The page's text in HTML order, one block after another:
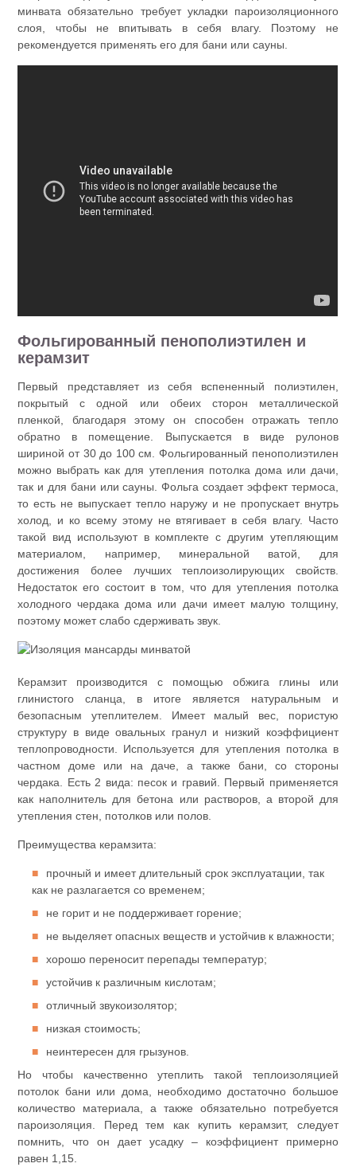
минвата обязательно требует укладки пароизоляционного
слоя, чтобы не впитывать в себя влагу. Поэтому не
рекомендуется применять его для бани или сауны.
Фольгированный пенополиэтилен и
керамзит
Первый представляет из себя вспененный полиэтилен,
покрытый с одной или обеих сторон металлической
пленкой, благодаря этому он способен отражать тепло
обратно в помещение. Выпускается в виде рулонов
шириной от 30 до 100 см. Фольгированный пенополиэтилен
можно выбрать как для утепления потолка дома или дачи,
так и для бани или сауны. Фольга создает эффект термоса,
то есть не выпускает тепло наружу и не пропускает внутрь
холод, и ко всему этому не втягивает в себя влагу. Часто
такой вид используют в комплекте с другим утепляющим
материалом, например, минеральной ватой, для
достижения более лучших теплоизолирующих свойств.
Недостаток его состоит в том, что для утепления потолка
холодного чердака дома или дачи имеет малую толщину,
поэтому может слабо сдерживать звук.
Керамзит производится с помощью обжига глины или
глинистого сланца, в итоге является натуральным и
безопасным утеплителем. Имеет малый вес, пористую
структуру в виде овальных гранул и низкий коэффициент
теплопроводности. Используется для утепления потолка в
частном доме или на даче, а также бани, со стороны
чердака. Есть 2 вида: песок и гравий. Первый применяется
как наполнитель для бетона или растворов, а второй для
утепления стен, потолков или полов.
Преимущества керамзита:
прочный и имеет длительный срок эксплуатации, так
как не разлагается со временем;
не горит и не поддерживает горение;
не выделяет опасных веществ и устойчив к влажности;
хорошо переносит перепады температур;
устойчив к различным кислотам;
отличный звукоизолятор;
низкая стоимость;
неинтересен для грызунов.
Но чтобы качественно утеплить такой теплоизоляцией
потолок бани или дома, необходимо достаточно большое
количество материала, а также обязательно потребуется
пароизоляция. Перед тем как купить керамзит, следует
помнить, что он дает усадку – коэффициент примерно
равен 1,15.